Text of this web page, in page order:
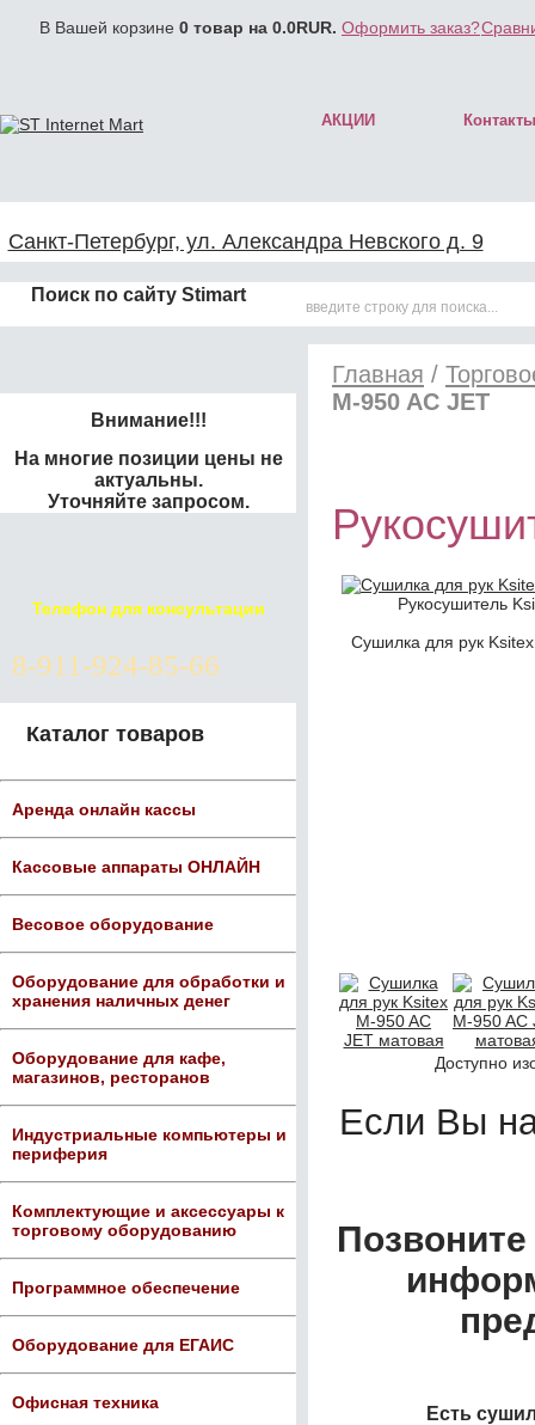
В Вашей корзине 0 товар на 0.0RUR. Оформить заказ?
АКЦИИ Контакты
Санкт-Петербург, ул. Александра Невского д. 9
Поиск по сайту Stimart
Внимание!!!
На многие позиции цены не
актуальны.
Уточняйте запросом.
Телефон для консультации
8-911-924-85-66
Каталог товаров
Аренда онлайн кассы
Кассовые аппараты ОНЛАЙН
Весовое оборудование
Оборудование для обработки и
хранения наличных денег
Оборудование для кафе,
магазинов, ресторанов
Индустриальные компьютеры и
периферия
Комплектующие и аксессуары к
торговому оборудованию
Программное обеспечение
Оборудование для ЕГАИС
Офисная техника
Главная /
M-950 AC JET
Рукосушитель
Сушилка для рук
Доступно
Если Вы
Есть